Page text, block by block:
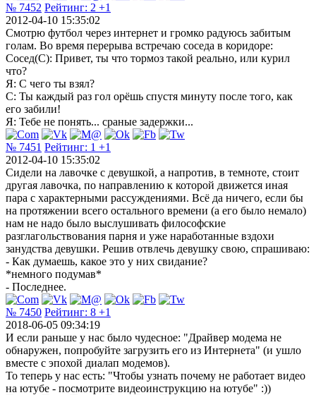
№ 7452 Рейтинг: 2 +1
2012-04-10 15:35:02
Смотрю футбол через интернет и громко радуюсь забитым
голам. Во время перерыва встречаю соседа в коридоре:
Сосед(С): Привет, ты что тормоз такой реально, или курил
что?
Я: С чего ты взял?
С: Ты каждый раз гол орёшь спустя минуту после того, как
его забили!
Я: Тебе не понять... сраные задержки...
№ 7451 Рейтинг: 1 +1
2012-04-10 15:35:02
Сидели на лавочке с девушкой, а напротив, в темноте, стоит
другая лавочка, по направлению к которой движется иная
пара с характерными рассуждениями. Всё да ничего, если бы
на протяжении всего остального времени (а его было немало)
нам не надо было выслушивать философские
разглагольствования парня и уже наработанные вздохи
занудства девушки. Решив отвлечь девушку свою, спрашиваю:
- Как думаешь, какое это у них свидание?
*немного подумав*
- Последнее.
№ 7450 Рейтинг: 8 +1
2018-06-05 09:34:19
И если раньше у нас было чудесное: "Драйвер модема не
обнаружен, попробуйте загрузить его из Интернета" (и ушло
вместе с эпохой диалап модемов).
То теперь у нас есть: "Чтобы узнать почему не работает видео
на ютубе - посмотрите видеоинструкцию на ютубе" :))